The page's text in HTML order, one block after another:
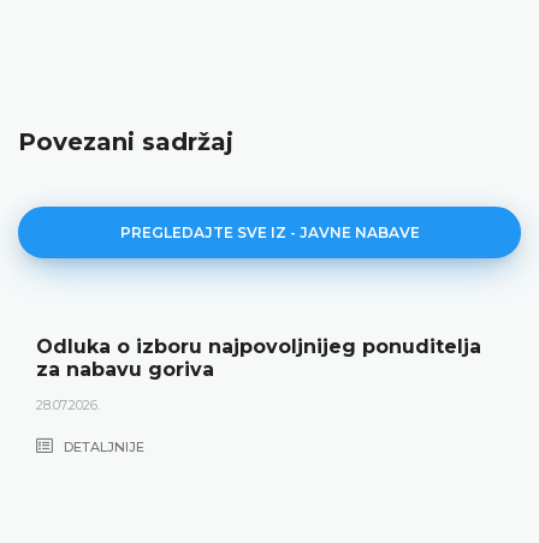
Povezani sadržaj
PREGLEDAJTE SVE IZ - JAVNE NABAVE
Odluka o izboru najpovoljnijeg ponuditelja
za nabavu goriva
28.07.2026.
DETALJNIJE